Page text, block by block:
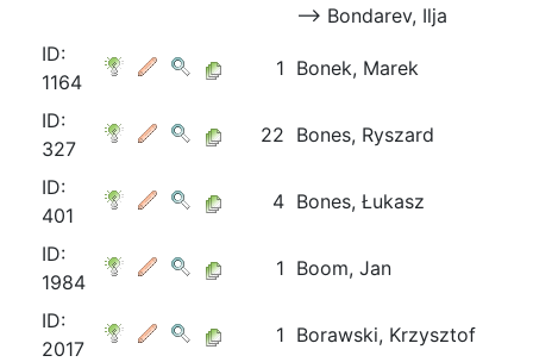
⟶ Bondarev, Ilja
ID:
1164
1 Bonek, Marek
ID:
327
22 Bones, Ryszard
ID:
401
4 Bones, Łukasz
ID:
1984
1 Boom, Jan
ID:
2017
1 Borawski, Krzysztof